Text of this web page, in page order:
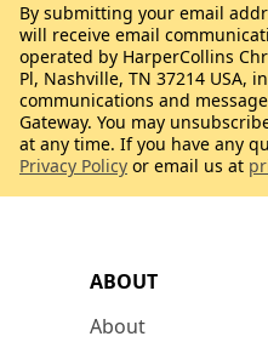
ABOUT
About
By submitting your email
will receive email
operated by HarperCollins
Pl, Nashville, TN 37214 USA,
communications and
Gateway. You may
at any time. If you have any
Privacy Policy or email us at